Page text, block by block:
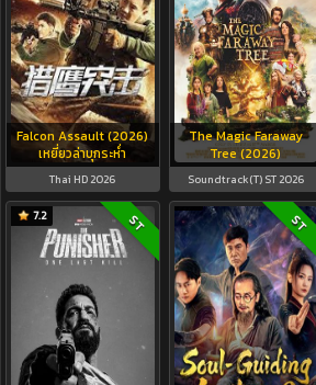
Falcon Assault (2026)
เหยี่ยวล่าบุกระห่ำ
Thai HD 2026
The Magic Faraway
Tree (2026)
Soundtrack(T) ST 2026
7.2 ST ST